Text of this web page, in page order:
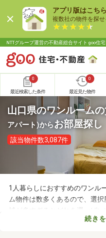
アプリ版はこちら
複数社の物件を探せ
NTTグループ運営の不動産総合サイト goo住
0
最近検索した条件
0
最近見た物件
山口県のワンルーム
アパート)からお部屋探し
該当物件数3,087件
1人暮らしにおすすめのワンル
ム物件は数多くあるので、選
補が多すぎるとどれを選べば
を選ぶときは、間取り・設備
続き